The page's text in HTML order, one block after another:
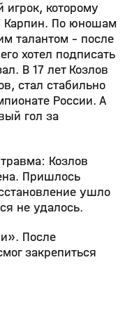
которому
Карпин. По юношам
талантом – после
хотел подписать
В 17 лет Козлов
стал стабильно
России. А
гол за
Козлов
Пришлось
ушло
не удалось.
После
закрепиться